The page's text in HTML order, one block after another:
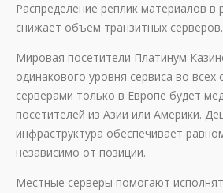
Распределение реплик материалов в
снижает объем транзитных серверов.
Мировая посетители Платинум
одинакового уровня сервиса во всех
серверами только в Европе будет
посетителей из Азии или Америки.
инфраструктура обеспечивает
независимо от позиции.
Местные серверы помогают